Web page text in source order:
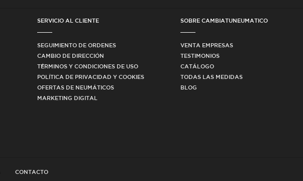
SERVICIO AL CLIENTE
SEGUIMIENTO DE ORDENES
CAMBIO DE DIRECCIÓN
TÉRMINOS Y CONDICIONES DE USO
POLÍTICA DE PRIVACIDAD Y COOKIES
OFERTAS DE NEUMÁTICOS
MARKETING DIGITAL
SOBRE CAMBIATUNEUMATICO
VENTA EMPRESAS
TESTIMONIOS
CATÁLOGO
TODAS LAS MEDIDAS
BLOG
CONTACTO